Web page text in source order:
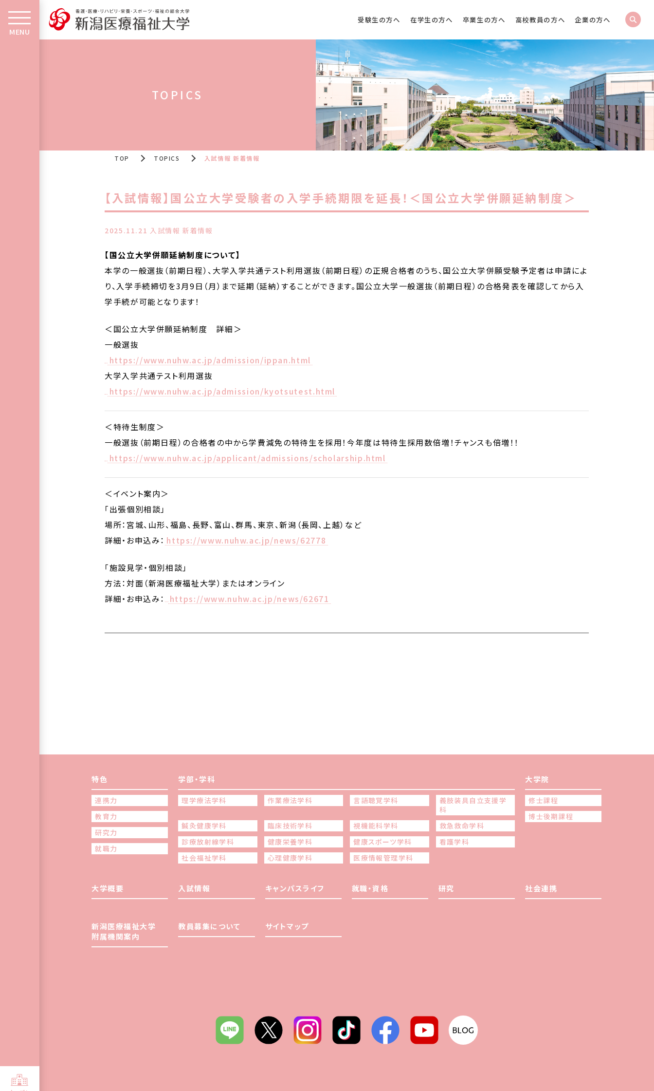
受験生の方へ 在学生の方へ 卒業生の方へ 高校教員の方へ 企業の方へ
MENU
TOPICS
TOP TOPICS 入試情報 新着情報
【入試情報】国公立大学受験者の入学手続期限を延長！＜国公立大学併願延納制度＞
2025.11.21 入試情報 新着情報
【国公立大学併願延納制度について】
本学の一般選抜（前期日程）、大学入学共通テスト利用選抜（前期日程）の正規合格者のうち、国公立大学併願受験予定者は申請によ
り、入学手続締切を3月9日（月）まで延期（延納）することができます。国公立大学一般選抜（前期日程）の合格発表を確認してから入
学手続が可能となります！
＜国公立大学併願延納制度 詳細＞
一般選抜
https://www.nuhw.ac.jp/admission/ippan.html
大学入学共通テスト利用選抜
https://www.nuhw.ac.jp/admission/kyotsutest.html
＜特待生制度＞
一般選抜（前期日程）の合格者の中から学費減免の特待生を採用！今年度は特待生採用数倍増！チャンスも倍増！！
https://www.nuhw.ac.jp/applicant/admissions/scholarship.html
＜イベント案内＞
「出張個別相談」
場所：宮城、山形、福島、長野、富山、群馬、東京、新潟（長岡、上越）など
詳細・お申込み： https://www.nuhw.ac.jp/news/62778
「施設見学・個別相談」
方法：対面（新潟医療福祉大学）またはオンライン
詳細・お申込み： https://www.nuhw.ac.jp/news/62671
特色
連携力
教育力
研究力
就職力
学部・学科
理学療法学科 作業療法学科 言語聴覚学科
義肢装具自立支援学
科
鍼灸健康学科
臨床技術学科 視機能科学科
救急救命学科
診療放射線学科
健康栄養学科 健康スポーツ学科
看護学科
社会福祉学科
心理健康学科 医療情報管理学科
大学院
修士課程
博士後期課程
大学概要 入試情報 キャンパスライフ 就職・資格 研究 社会連携
新潟医療福祉大学
附属機関案内
教員募集について サイトマップ